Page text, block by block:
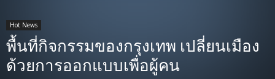
Hot News
พื้นที่กิจกรรมของกรุงเทพ เปลี่ยนเมือง
ด้วยการออกแบบเพื่อผู้คน